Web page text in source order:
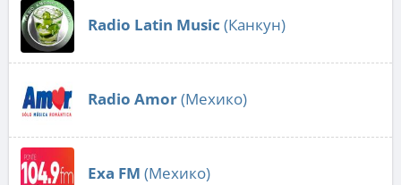
Radio Latin Music (Канкун)
Radio Amor(Мехико)
Exa FM (Мехико)